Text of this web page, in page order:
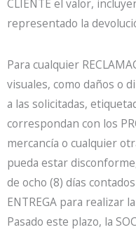
CLIENTE el valor,
representado la
Para cualquier
visuales, como daños o
a las solicitadas,
correspondan con los
mercancía o cualquier
pueda estar
de ocho (8) días
ENTREGA para realizar
Pasado este plazo, la